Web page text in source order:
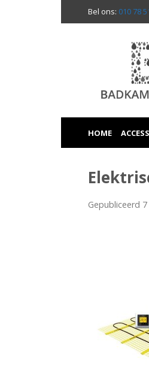
Bel ons: 010 78
HOME
Gepubliceerd